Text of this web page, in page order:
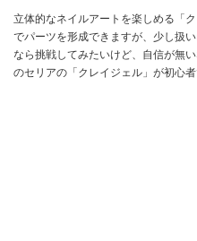
立体的なネイルアートを楽しめる「
でパーツを形成できますが、少し扱
なら挑戦してみたいけど、自信が無
のセリアの「クレイジェル」が初心
た！ 気になっていた方はぜひチェッ